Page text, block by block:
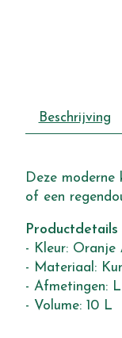
Beschrijving
Deze
of een
Productdetails
- Kleur:
- Materiaal:
- Afmetingen:
- Volume: 10 L